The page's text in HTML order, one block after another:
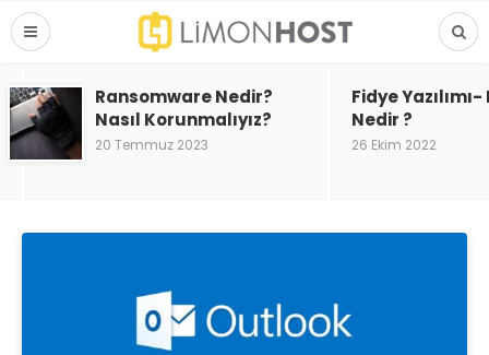
Ransomware Nedir?
Nasıl Korunmalıyız?
20 Temmuz 2023
Fidye
Nedir ?
26 Ekim 2022